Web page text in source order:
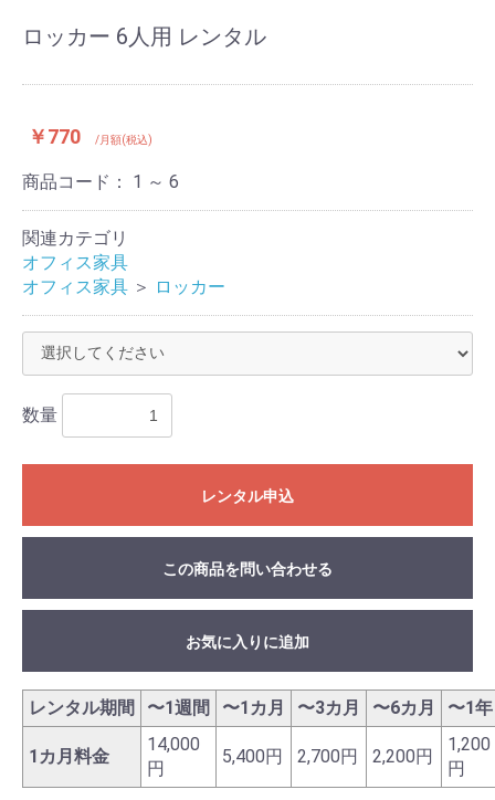
ロッカー 6人用 レンタル
￥770 /月額(税込)
商品コード： 1 ～ 6
関連カテゴリ
オフィス家具
オフィス家具 ＞ ロッカー
数量
レンタル申込
この商品を問い合わせる
お気に入りに追加
レンタル期間 〜1週間 〜1カ月 〜3カ月 〜6カ月 〜1年
1カ月料金
14,000
円
5,400円 2,700円 2,200円
1,200
円